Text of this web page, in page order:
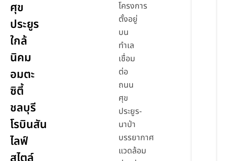
ศุข
ประยูร
ใกล้
นิคม
อมตะ
ซิตี้
ชลบุรี
โรบินสัน
ไลฟ์
โครงการ
ตั้งอยู่
บน
ทำเล
เชื่อม
ต่อ
ถนน
ศุข
ประยูร-
นาป่า
บรรยากาศ
แวดล้อม